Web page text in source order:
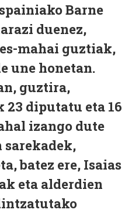
Barne
duenez,
mahai guztiak,
une honetan.
guztira,
23 diputatu eta 16
izango dute
sarekadek,
batez ere, Isaias
eta alderdien